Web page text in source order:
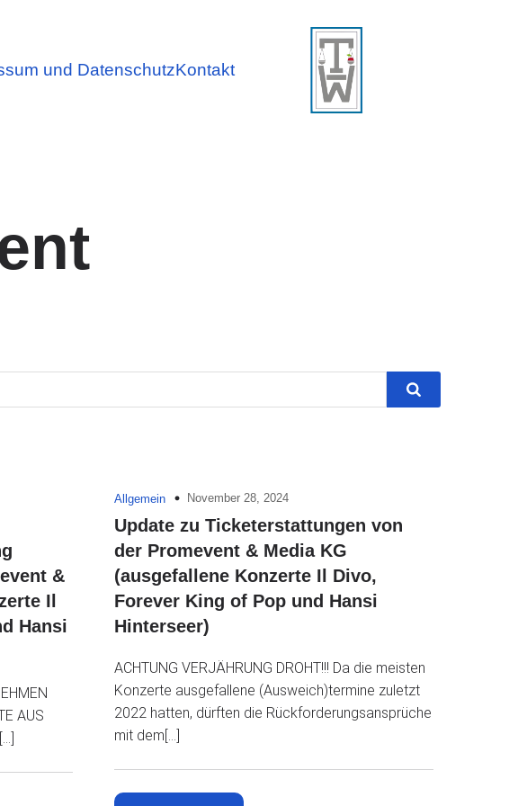
und DatenschutzKontakt
&
Il
Hansi
AUS
Allgemein November 28, 2024
Update zu Ticketerstattungen von
der Promevent & Media KG
(ausgefallene Konzerte Il Divo,
Forever King of Pop und Hansi
Hinterseer)
ACHTUNG VERJÄHRUNG DROHT!!! Da die meisten
Konzerte ausgefallene (Ausweich)termine zuletzt
2022 hatten, dürften die Rückforderungsansprüche
mit dem[…]